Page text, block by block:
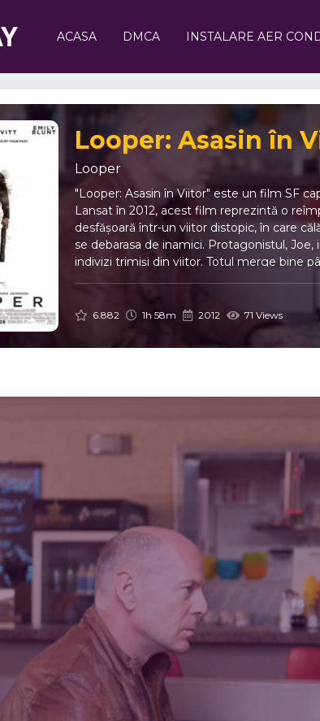
ACASA DMCA INSTALARE AER
Looper: Asasin în
Looper
"Looper: Asasin în Viitor" este un film SF
Lansat în 2012, acest film reprezintă o
desfășoară într-un viitor distopic, în care
se debarasa de inamici. Protagonistul,
indivizi trimiși din viitor. Totul merge bine
interpretată de Bruce Willis, care a fost
cu întrebări morale și implicații profunde
intră într-o cursă contracronometru pentru
este doar un film SF obișnuit; este o
oferă un amestec inteligent de acțiune,
privește aspectul tehnic, "Looper: Asasin
distopic. De la orașele futuriste până la
realitatea și ficțiunea se întâlnesc în mod
filmului, contribuind la intensitatea și
suplimentară la experiența vizuală. Pe
asupra timpului și liberului arbitru. Într-o
consecințele acțiunilor noastre și despre
originală asupra călătoriei în timp,
prima până la ultima scenă. Pentru cei
6.882 1h 58m 2012 71 Views